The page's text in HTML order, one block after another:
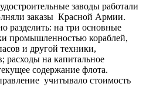
заводы работали
заказы Красной Армии.
на три основные
промышленностью кораблей,
и другой техники,
расходы на капитальное
содержание флота.
учитывало стоимость